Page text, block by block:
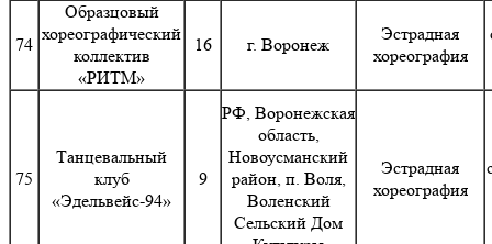
74
Образцовый
хореографический
коллектив
«РИТМ»
16 г. Воронеж
Эстрадная
хореография
75
Танцевальный
клуб
«Эдельвейс-94»
9
РФ, Воронежская
область,
Новоусманский
район, п. Воля,
Воленский
Сельский Дом
Эстрадная
хореография